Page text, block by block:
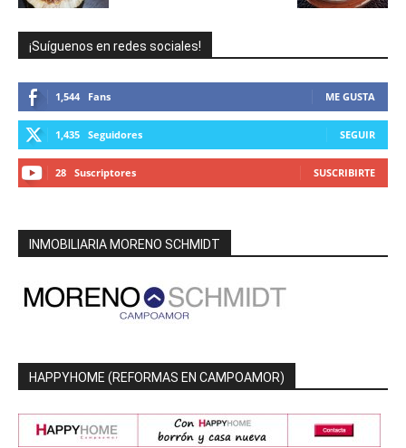
¡Suíguenos en redes sociales!
1,544 Fans ME GUSTA
1,435 Seguidores SEGUIR
28 Suscriptores SUSCRIBIRTE
INMOBILIARIA MORENO SCHMIDT
HAPPYHOME (REFORMAS EN CAMPOAMOR)